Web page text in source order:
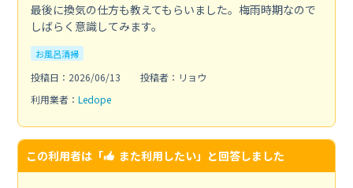
最後に換気の仕方も教えてもらいました。梅雨時期なので
しばらく意識してみます。
お風呂清掃
投稿日：2026/06/13
投稿者：リョウ
利用業者： Ledope
この利用者は「 また利用したい」と回答しました